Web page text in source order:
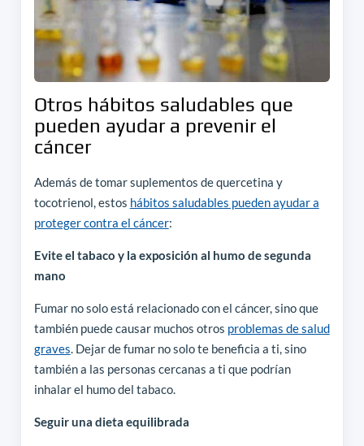
Otros hábitos saludables que
pueden ayudar a prevenir el
cáncer
Además de tomar suplementos de quercetina y
tocotrienol, estos hábitos saludables pueden ayudar a
proteger contra el cáncer:
Evite el tabaco y la exposición al humo de segunda
mano
Fumar no solo está relacionado con el cáncer, sino que
también puede causar muchos otros problemas de salud
graves. Dejar de fumar no solo te beneficia a ti, sino
también a las personas cercanas a ti que podrían
inhalar el humo del tabaco.
Seguir una dieta equilibrada